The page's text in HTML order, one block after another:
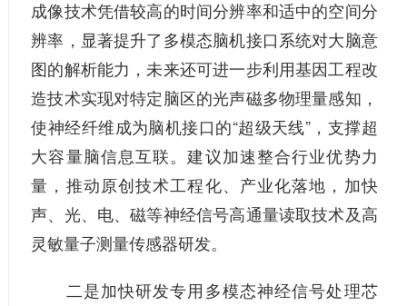
成像技术凭借较高的时间分辨率和适中的空间分
辨率，显著提升了多模态脑机接口系统对大脑意
图的解析能力，未来还可进一步利用基因工程改
造技术实现对特定脑区的光声磁多物理量感知，
使神经纤维成为脑机接口的“超级天线”，支撑超
大容量脑信息互联。建议加速整合行业优势力
量，推动原创技术工程化、产业化落地，加快
声、光、电、磁等神经信号高通量读取技术及高
灵敏量子测量传感器研发。
二是加快研发专用多模态神经信号处理芯